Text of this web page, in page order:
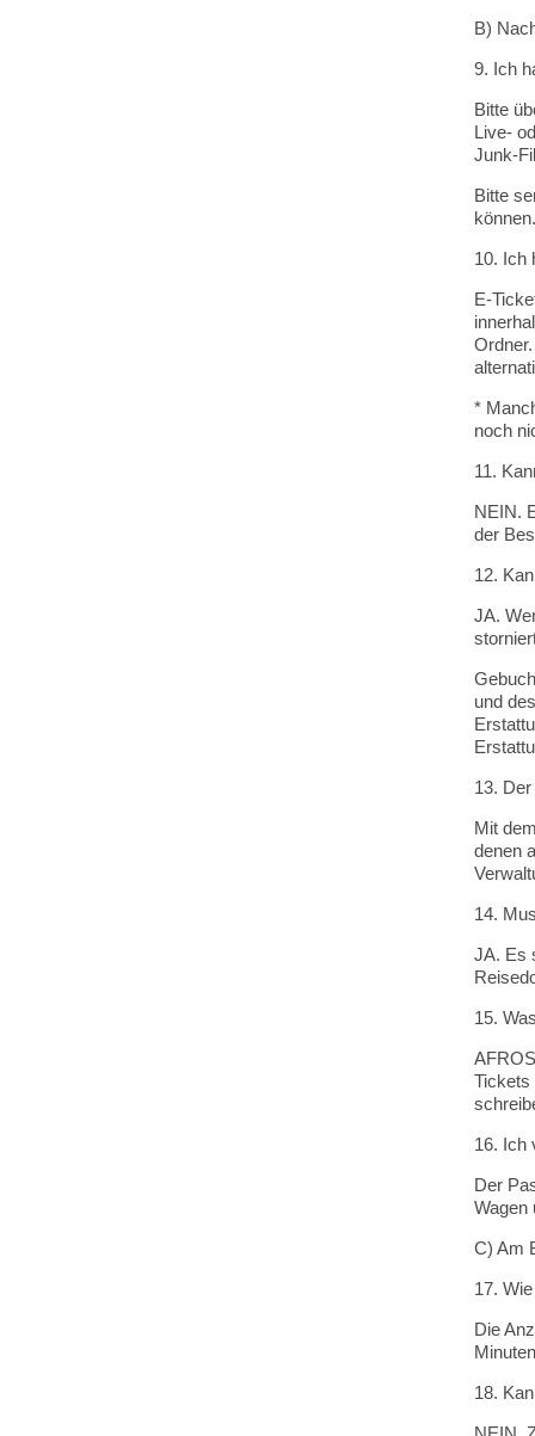
B)
9. Ich
Bitte
Live-
Junk-
Bitte
können.
10. Ich
E-
*
noch
11.
NEIN.
der
12.
JA.
und
13.
Mit
denen
14.
JA. Es
15.
Tickets
16. Ich
Der
Wagen
C) Am
17.
Die
18.